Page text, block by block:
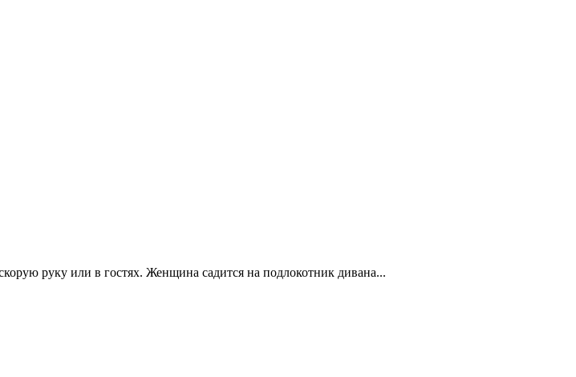
руку или в гостях. Женщина садится на подлокотник дивана...